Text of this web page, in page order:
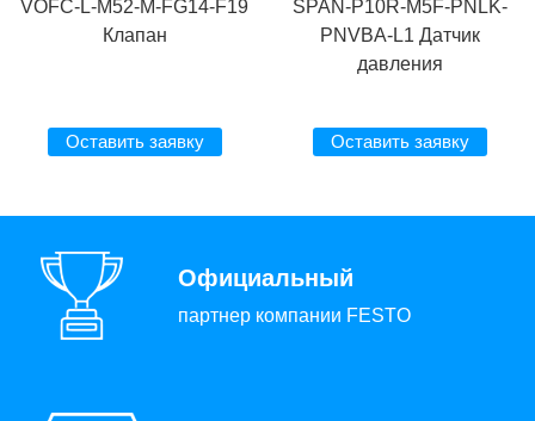
VOFC-L-M52-M-FG14-F19
Клапан
Оставить заявку
SPAN-P10R-M5F-PNLK-
PNVBA-L1 Датчик
давления
Оставить заявку
Официальный
партнер компании FESTO